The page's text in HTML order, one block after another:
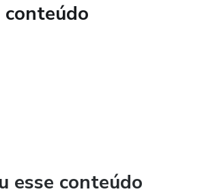
conteúdo
esse conteúdo